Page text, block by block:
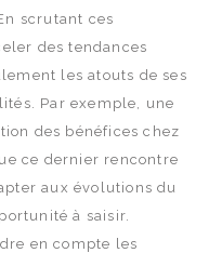
scrutant ces
des tendances
les atouts de ses
Par exemple, une
des bénéfices chez
ce dernier rencontre
aux évolutions du
à saisir.
en compte les